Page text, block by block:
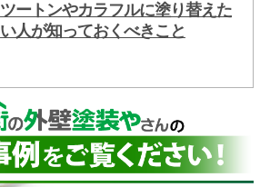
ツートンやカラフルに塗り替えた
い人が知っておくべきこと